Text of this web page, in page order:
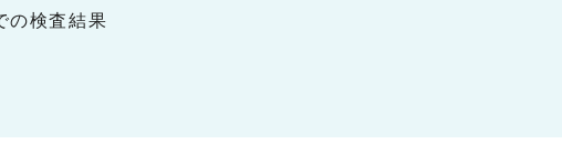
の検査結果